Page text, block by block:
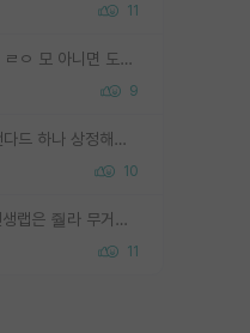
11
신생랩+젊은 교수 이게 ㄹㅇ 모 아니면 도인듯.
9
ML 대부분이 골드 스탠다드 하나 상정해놓고 (벤치마크 데이터셋이 여러 개면 여러 개 상정) 그거 얼마나 잘 맞추나 싸움임 가끔 번뜩이는 설계 철학을 보여주는 논문들도 있지만 대부분 그거 성적 얼마나 더 올리느라에 혈안이 되어 있는 측면이 잇음
10
신생랩 1기 출신인데 신생랩은 줠라 무거운 바벨 같은거임. 들면 대박인데 못들면 깔려 죽음. 아무도 알려주지 않는 환경에서 자생해야하지만, 일단 살아남았다면 그 어떤 사람보다 악착같고 생존력 높은 사람으로 거듭날 수 있음
11